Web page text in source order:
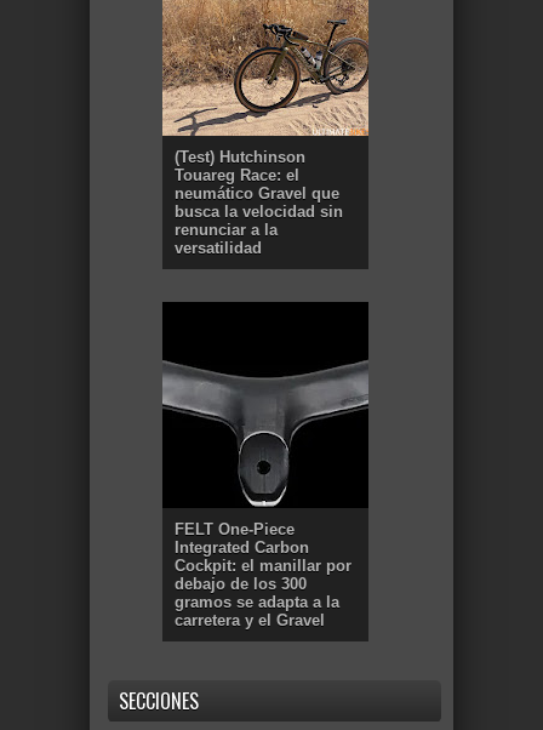
(Test) Hutchinson
Touareg Race: el
neumático Gravel que
busca la velocidad sin
renunciar a la
versatilidad
FELT One-Piece
Integrated Carbon
Cockpit: el manillar por
debajo de los 300
gramos se adapta a la
carretera y el Gravel
SECCIONES